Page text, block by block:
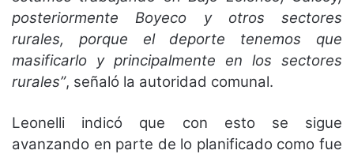
posteriormente Boyeco y otros sectores
rurales, porque el deporte tenemos que
masificarlo y principalmente en los sectores
rurales”, señaló la autoridad comunal.
Leonelli indicó que con esto se sigue
avanzando en parte de lo planificado como fue